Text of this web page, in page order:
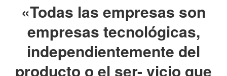
«Todas las empresas son
empresas tecnológicas,
independientemente del
producto o el ser- vicio que